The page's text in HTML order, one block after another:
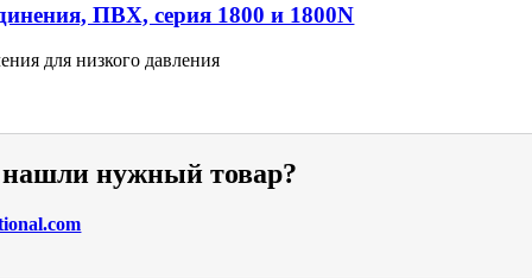
ПВХ, серия 1800 и 1800N
для низкого давления
нужный товар?